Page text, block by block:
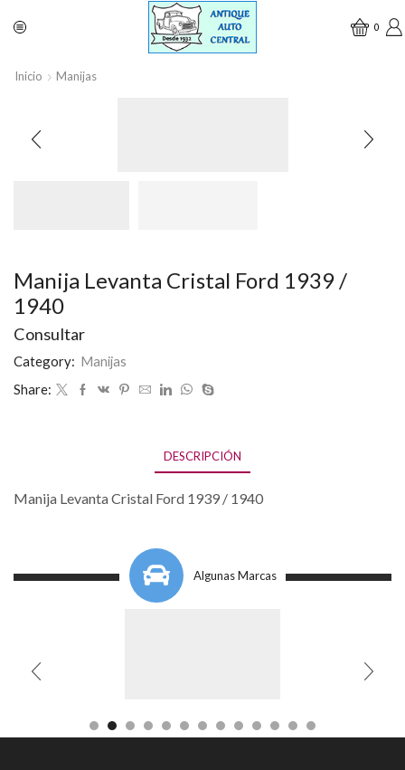
0
Inicio Manijas
Manija Levanta Cristal Ford 1939 /
1940
Consultar
Category: Manijas
Share:
DESCRIPCIÓN
Manija Levanta Cristal Ford 1939 / 1940
Algunas Marcas